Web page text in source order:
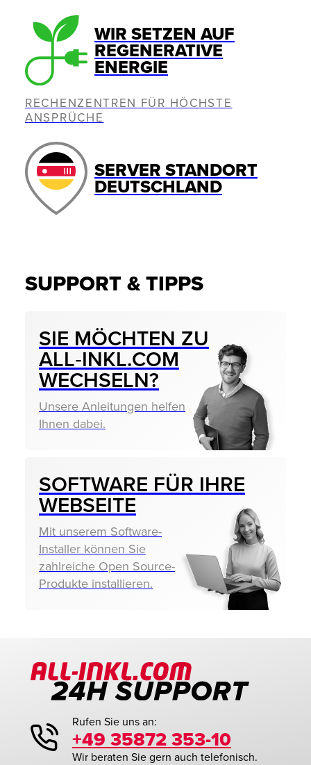
WIR SETZEN AUF
REGENERATIVE
ENERGIE
RECHENZENTREN FÜR HÖCHSTE
ANSPRÜCHE
SERVER STANDORT
DEUTSCHLAND
SUPPORT & TIPPS
SIE MÖCHTEN ZU
ALL‑INKL.COM
WECHSELN?
Unsere Anleitungen helfen
Ihnen dabei.
SOFTWARE FÜR IHRE
WEBSEITE
Mit unserem Software-
Installer können Sie
zahlreiche Open Source-
Produkte installieren.
Rufen Sie uns an:
+49 35872 353-10
Wir beraten Sie gern auch telefonisch.